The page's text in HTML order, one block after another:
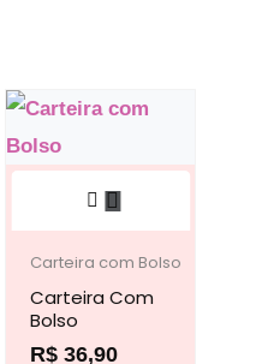
Este
produto
tem
várias
Carteira com Bolso
Carteira Com
Bolso
R$ 36,90